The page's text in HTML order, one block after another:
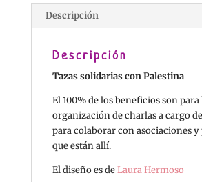
Descripción
Descripción
Tazas solidarias con Palestina
El 100% de los beneficios son para
organización de charlas a cargo de
para colaborar con asociaciones y
que están allí.
El diseño es deLaura Hermoso